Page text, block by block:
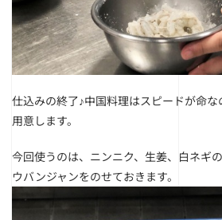
仕込みの終了♪中国料理はスピードが命
用意します。
今回使うのは、ニンニク、生姜、白ネギ
ウバンジャンをのせておきます。